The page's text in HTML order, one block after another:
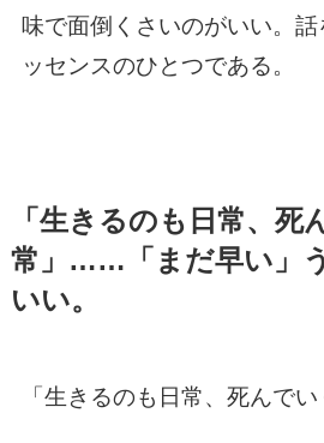
味で面倒くさいのがいい。
ッセンスのひとつである。
「生きるのも日常、死
常」……「まだ早い」
いい。
「生きるのも日常、死んでい